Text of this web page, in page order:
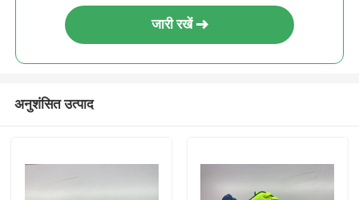
जारी रखें
अनुशंसित उत्पाद